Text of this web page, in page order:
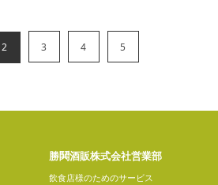
2 3 4 5
勝鬨酒販株式会社営業部
飲食店様のためのサービス